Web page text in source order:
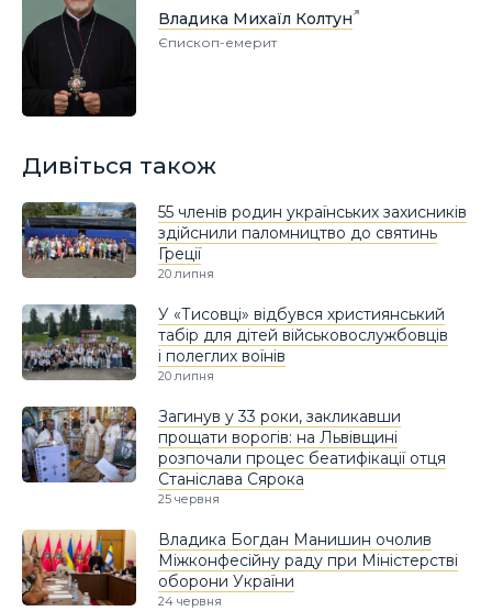
Владика Михаїл Колтун
Єпископ-емерит
Дивіться також
55 членів родин українських захисників
здійснили паломництво до святинь
Греції
20 липня
У «Тисовці» відбувся християнський
табір для дітей військовослужбовців
і полеглих воїнів
20 липня
Загинув у 33 роки, закликавши
прощати ворогів: на Львівщині
розпочали процес беатифікації отця
Станіслава Сярока
25 червня
Владика Богдан Манишин очолив
Міжконфесійну раду при Міністерстві
оборони України
24 червня